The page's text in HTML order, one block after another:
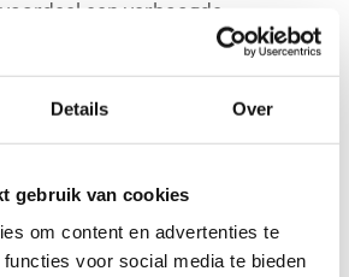
Details Over
gebruik van cookies
om content en advertenties te
voor social media te bieden
een verhoogde
geografische